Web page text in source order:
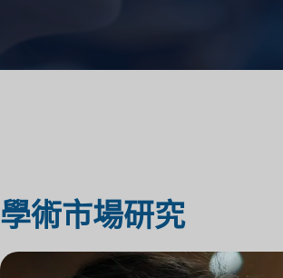
工業市場研究
學術市場研究